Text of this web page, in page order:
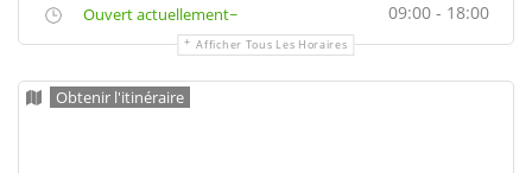
Ouvert actuellement~ 09:00 - 18:00
Afficher Tous Les Horaires
Obtenir l'itinéraire